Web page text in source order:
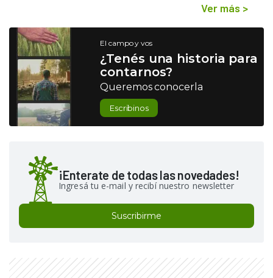
Ver más >
El campo y vos
¿Tenés una historia para
contarnos?
Queremos conocerla
Escribinos
¡Enterate de todas las novedades!
Ingresá tu e-mail y recibí nuestro newsletter
Suscribirme